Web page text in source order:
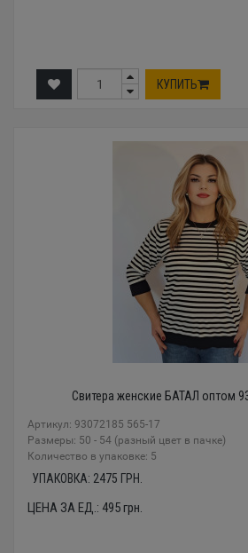
КУПИТЬ
Свитера женские БАТАЛ оптом
Артикул: 93072185 565-17
Размеры: 50 - 54 (разный цвет в пачке)
Количество в упаковке: 5
УПАКОВКА: 2475 ГРН.
ЦЕНА ЗА ЕД.: 495грн.